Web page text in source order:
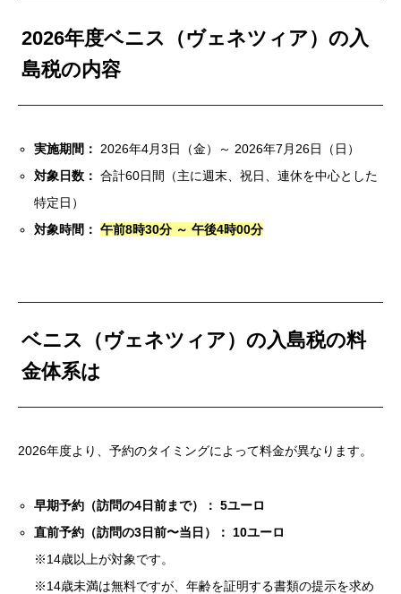
2026年度ベニス（ヴェネツィア）の入
島税の内容
実施期間：
2026年4月3日（金）～ 2026年7月26日（日）
対象日数： 合計60日間（主に週末、祝日、連休を中心とした
特定日）
対象時間： 午前8時30分 ～ 午後4時00分
ベニス（ヴェネツィア）の入島税の料
金体系は
2026年度より、予約のタイミングによって料金が異なります。
早期予約（訪問の4日前まで）： 5ユーロ
直前予約（訪問の3日前〜当日）： 10ユーロ
※14歳以上が対象です。
※14歳未満は無料ですが、年齢を証明する書類の提示を求め